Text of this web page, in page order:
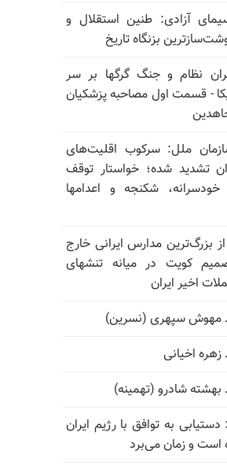
آزادی: طنین استقلال و
بزنگاه تاریخ
نظام و جنگ گرگها بر سر
- قسمت اول مصاحبه پزشکیان
ملل: سرکوب اقلیت‌های
تشدید شده؛ خواستار توقف
خودسرانه، شکنجه و اعدامها
بزرگ‌ترین مدارس ایرانی خارج
کویت در میانه تنشهای
اخیر ایران
مهوش سپهری (نسرین)
اخیانی
شادرو (تهمینه)
به توافق با رژیم ایران
است و زمان می‌برد